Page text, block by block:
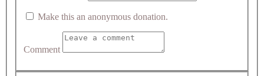
Make this an anonymous donation.
Comment